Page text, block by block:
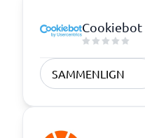
Cookiebot
SAMMENLIGN